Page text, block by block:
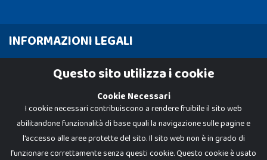
INFORMAZIONI LEGALI
Cookie PolicyQuesto sito utilizza i cookie
Cookie Necessari
I cookie necessari contribuiscono a rendere fruibile il sito web
abilitandone funzionalità di base quali la navigazione sulle pagine e
l'accesso alle aree protette del sito. Il sito web non è in grado di
funzionare correttamente senza questi cookie. Questo cookie è usato